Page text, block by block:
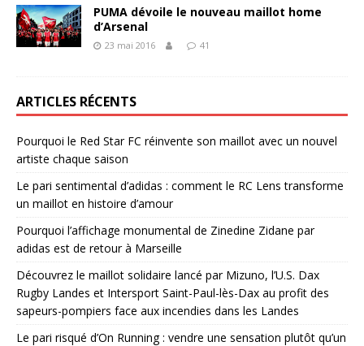
PUMA dévoile le nouveau maillot home
d’Arsenal
23 mai 2016 41
ARTICLES RÉCENTS
Pourquoi le Red Star FC réinvente son maillot avec un nouvel
artiste chaque saison
Le pari sentimental d’adidas : comment le RC Lens transforme
un maillot en histoire d’amour
Pourquoi l’affichage monumental de Zinedine Zidane par
adidas est de retour à Marseille
Découvrez le maillot solidaire lancé par Mizuno, l’U.S. Dax
Rugby Landes et Intersport Saint-Paul-lès-Dax au profit des
sapeurs-pompiers face aux incendies dans les Landes
Le pari risqué d’On Running : vendre une sensation plutôt qu’un